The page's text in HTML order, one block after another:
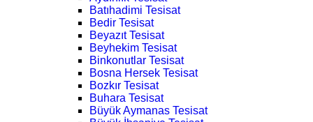
Batıhadimi Tesisat
Bedir Tesisat
Beyazıt Tesisat
Beyhekim Tesisat
Binkonutlar Tesisat
Bosna Hersek Tesisat
Bozkır Tesisat
Buhara Tesisat
Büyük Aymanas Tesisat